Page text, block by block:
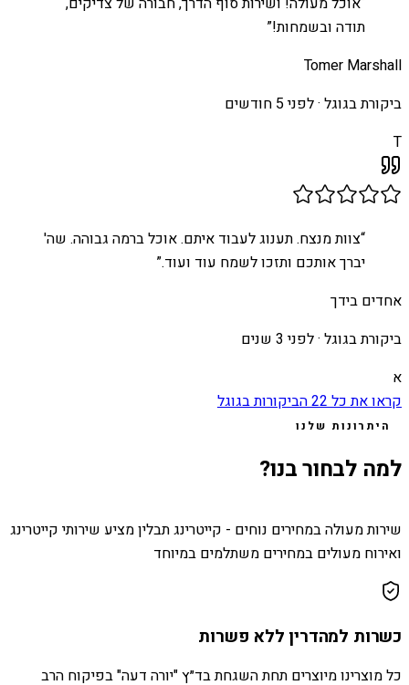
תודה ובשמחות!”
Tomer Marshall
ביקורת בגוגל ·לפני 5 חודשים
T
“צוות מנצח. תענוג לעבוד איתם. אוכל ברמה גבוהה. שה'
יברך אותכם ותזכו לשמח עוד ועוד.”
אחדים בידך
ביקורת בגוגל ·לפני 3 שנים
א
קראו את כל22הביקורות בגוגל
היתרונות שלנו
למה לבחור בנו?
שירות מעולה במחירים נוחים - קייטרינג תבלין מציע שירותי קייטרינג
ואירוח מעולים במחירים משתלמים במיוחד
כשרות למהדרין ללא פשרות
כל מוצרינו מיוצרים תחת השגחת בד״ץ "יורה דעה" בפיקוח הרב